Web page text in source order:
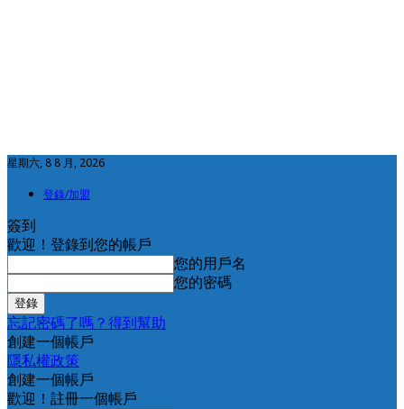
星期六, 8 8 月, 2026
登錄/加盟
簽到
歡迎！登錄到您的帳戶
您的用戶名
您的密碼
忘記密碼了嗎？得到幫助
創建一個帳戶
隱私權政策
創建一個帳戶
歡迎！註冊一個帳戶